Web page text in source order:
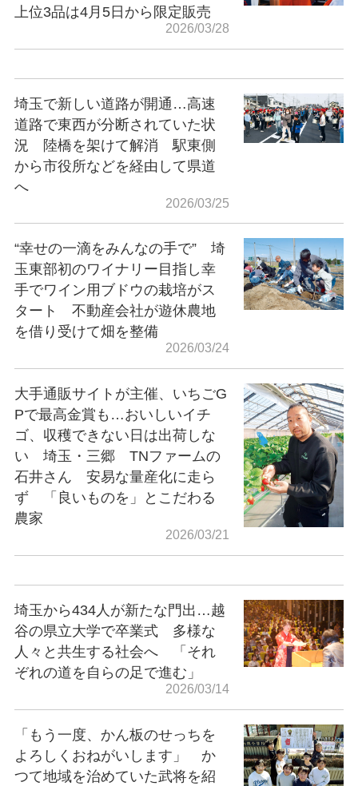
上位3品は4月5日から限定販売
2026/03/28
埼玉で新しい道路が開通…高速
道路で東西が分断されていた状
況 陸橋を架けて解消 駅東側
から市役所などを経由して県道
へ
2026/03/25
“幸せの一滴をみんなの手で” 埼
玉東部初のワイナリー目指し幸
手でワイン用ブドウの栽培がス
タート 不動産会社が遊休農地
を借り受けて畑を整備
2026/03/24
大手通販サイトが主催、いちごG
Pで最高金賞も…おいしいイチ
ゴ、収穫できない日は出荷しな
い 埼玉・三郷 TNファームの
石井さん 安易な量産化に走ら
ず 「良いものを」とこだわる
農家
2026/03/21
埼玉から434人が新たな門出…越
谷の県立大学で卒業式 多様な
人々と共生する社会へ 「それ
ぞれの道を自らの足で進む」
2026/03/14
「もう一度、かん板のせっちを
よろしくおねがいします」 か
つて地域を治めていた武将を紹